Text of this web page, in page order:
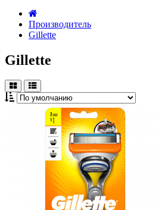
Производитель
Gillette
Gillette